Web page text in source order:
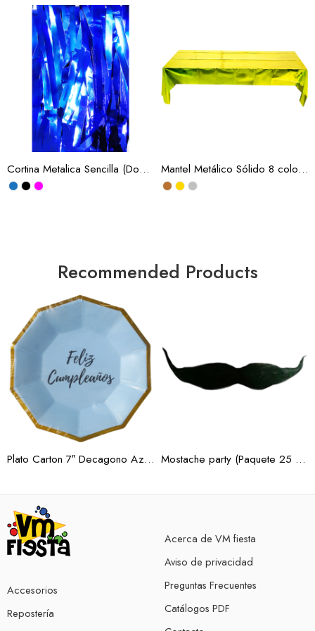
Oro
Plata
Cortina Metalica Sencilla (Docena)
Azul
Negro
Rosa
Verde
Azul Cielo
Blanca
Cobre
Rosa Gold
Verde Limon
Mantel Metálico Sólido 8 colores (Docena)
Azul
Negro
Cobre
Magenta
Recommended Products
Plato Carton 7″ Decagono Azul Borde Oro 10 pz. Mostache party (Paquete 25 pzas)
Accesorios
Repostería
Acerca de VM fiesta
Aviso de privacidad
Preguntas Frecuentes
Catálogos PDF